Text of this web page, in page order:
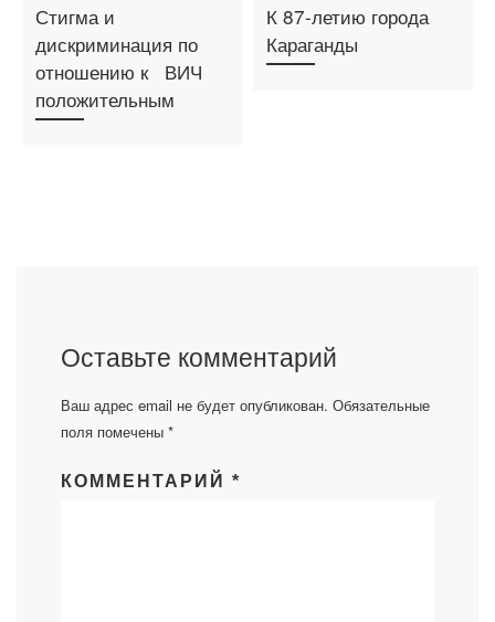
Стигма и
дискриминация по
отношению к ВИЧ
положительным
К 87-летию города
Караганды
Оставьте комментарий
Ваш адрес email не будет опубликован. Обязательные
поля помечены *
КОММЕНТАРИЙ *